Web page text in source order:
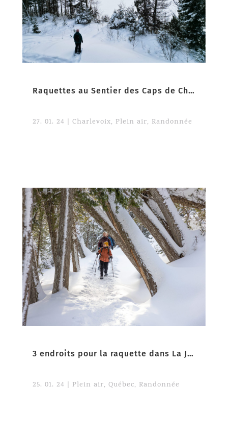
Raquettes au Sentier des Caps de Charlevoix
27. 01. 24 Charlevoix, Plein air, Randonnée
3 endroits pour la raquette dans La Jacques-Cartier
25. 01. 24 | Plein air, Québec, Randonnée